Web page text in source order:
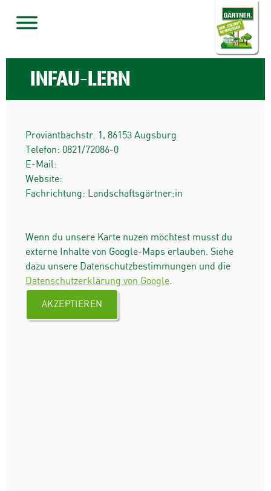
INFAU-LERN
Proviantbachstr. 1 , 86153 Augsburg
Telefon: 0821/72086-0
E-Mail:
Website:
Fachrichtung: Landschaftsgärtner:in
Wenn du unsere Karte nuzen möchtest musst du
externe Inhalte von Google-Maps erlauben. Siehe
dazu unsere Datenschutzbestimmungen und die
Datenschutzerklärung von Google.
AKZEPTIEREN